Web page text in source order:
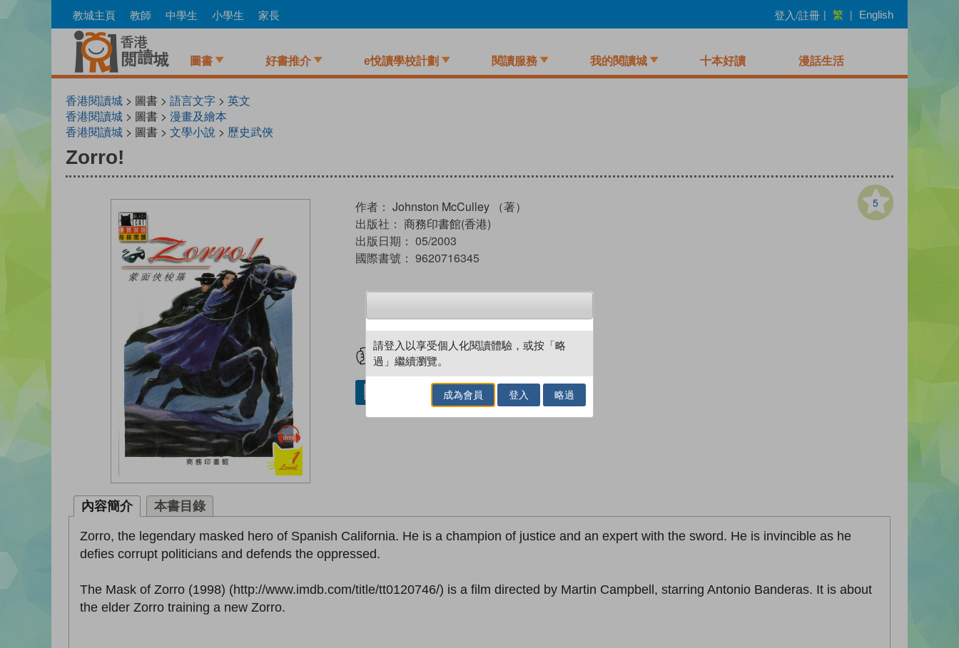
to
教城主頁 教師 中學生 小學生 家長 登入/註冊 | 繁 | English
圖書 好書推介 e悅讀學校計劃 閱讀服務 我的閱讀城 十本好讀 漫話生活
香港閱讀城 > 圖書 > 語言文字 > 英文
香港閱讀城 > 圖書 > 漫畫及繪本
香港閱讀城 > 圖書 > 文學小說 > 歷史武俠
Zorro!
5
作者： Johnston McCulley （著）
出版社： 商務印書館(香港)
出版日期： 05/2003
國際書號： 9620716345
試閲 加入閱讀紀錄
借閱實體書
內容簡介 本書目錄
Zorro, the legendary masked hero of Spanish California. He is a champion of justice and an expert with the sword. He is invincible as he
defies corrupt politicians and defends the oppressed.
The Mask of Zorro (1998) (http://www.imdb.com/title/tt0120746/) is a film directed by Martin Campbell, starring Antonio Banderas. It is about
the elder Zorro training a new Zorro.
請登入以享受個人化閱讀體驗，或按「略
過」繼續瀏覽。
成為會員 登入 略過